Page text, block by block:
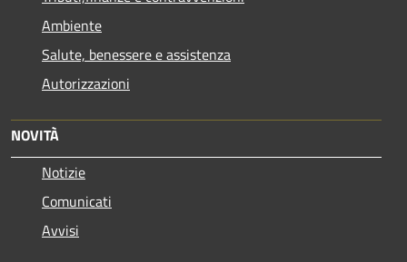
Ambiente
Salute, benessere e assistenza
Autorizzazioni
NOVITÀ
Notizie
Comunicati
Avvisi